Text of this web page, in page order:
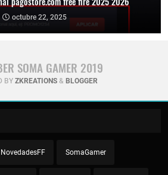
octubre 22, 2025
SOMA GAMER 2019
BY ZKREATIONS& BLOGGER
NovedadesFF SomaGamer